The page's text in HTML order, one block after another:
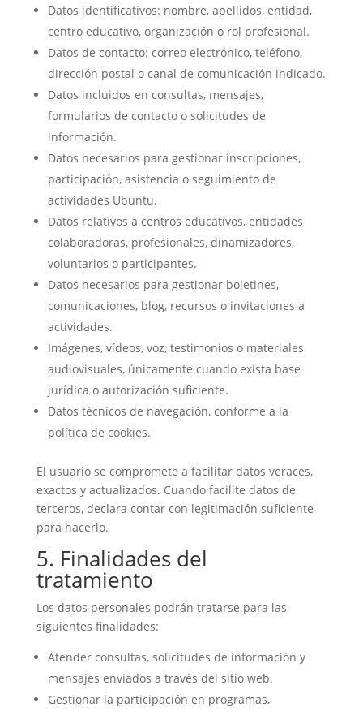
Datos identificativos: nombre, apellidos, entidad,
centro educativo, organización o rol profesional.
Datos de contacto: correo electrónico, teléfono,
dirección postal o canal de comunicación indicado.
Datos incluidos en consultas, mensajes,
formularios de contacto o solicitudes de
información.
Datos necesarios para gestionar inscripciones,
participación, asistencia o seguimiento de
actividades Ubuntu.
Datos relativos a centros educativos, entidades
colaboradoras, profesionales, dinamizadores,
voluntarios o participantes.
Datos necesarios para gestionar boletines,
comunicaciones, blog, recursos o invitaciones a
actividades.
Imágenes, vídeos, voz, testimonios o materiales
audiovisuales, únicamente cuando exista base
jurídica o autorización suficiente.
Datos técnicos de navegación, conforme a la
política de cookies.
El usuario se compromete a facilitar datos veraces,
exactos y actualizados. Cuando facilite datos de
terceros, declara contar con legitimación suficiente
para hacerlo.
5. Finalidades del
tratamiento
Los datos personales podrán tratarse para las
siguientes finalidades:
Atender consultas, solicitudes de información y
mensajes enviados a través del sitio web.
Gestionar la participación en programas,